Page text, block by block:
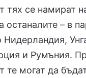
тях се намират
останалите – в
и Румъния.
те могат да